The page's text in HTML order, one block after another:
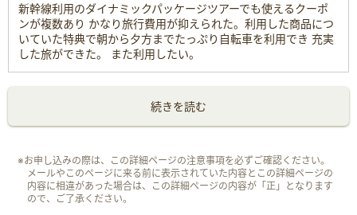
新幹線利用のダイナミックパッケージツアーでも使えるクーポ
ンが複数あり かなり旅行費用が抑えられた。利用した商品につ
いていた特典で朝から夕方までたっぷり自転車を利用でき 充実
した旅ができた。 また利用したい。
続きを読む
※お申し込みの際は、この詳細ページの注意事項を必ずご確認ください。
メールやこのページに来る前に表示されていた内容とこの詳細ページの
内容に相違があった場合は、この詳細ページの内容が「正」となります
ので、ご了承ください。